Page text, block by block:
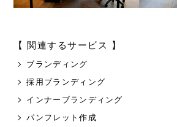
【 関連するサービス 】
ブランディング
採用ブランディング
インナーブランディング
パンフレット作成